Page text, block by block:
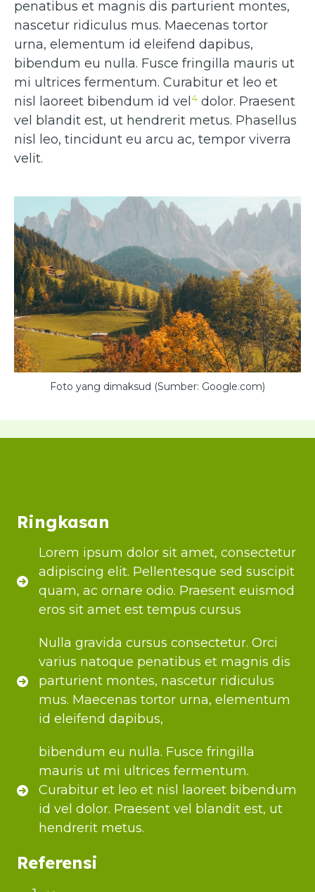
penatibus et magnis dis parturient montes,
nascetur ridiculus mus. Maecenas tortor
urna, elementum id eleifend dapibus,
bibendum eu nulla. Fusce fringilla mauris ut
mi ultrices fermentum. Curabitur et leo et
nisl laoreet bibendum id vel4 dolor. Praesent
vel blandit est, ut hendrerit metus. Phasellus
nisl leo, tincidunt eu arcu ac, tempor viverra
velit.
Foto yang dimaksud (Sumber: Google.com)
Ringkasan
Lorem ipsum dolor sit amet, consectetur
adipiscing elit. Pellentesque sed suscipit
quam, ac ornare odio. Praesent euismod
eros sit amet est tempus cursus
Nulla gravida cursus consectetur. Orci
varius natoque penatibus et magnis dis
parturient montes, nascetur ridiculus
mus. Maecenas tortor urna, elementum
id eleifend dapibus,
bibendum eu nulla. Fusce fringilla
mauris ut mi ultrices fermentum.
Curabitur et leo et nisl laoreet bibendum
id vel dolor. Praesent vel blandit est, ut
hendrerit metus.
Referensi